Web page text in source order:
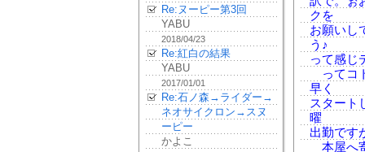
Re:ヌーピー第3回
YABU
2018/04/23
Re:紅白の結果
YABU
2017/01/01
Re:石ノ森→ライダー→
ネオサイクロン→スヌ
ーピー
かよこ
クを
お願いし
う♪
って感じ
ってコ
早く
スタート
曜
出勤です
本屋へ